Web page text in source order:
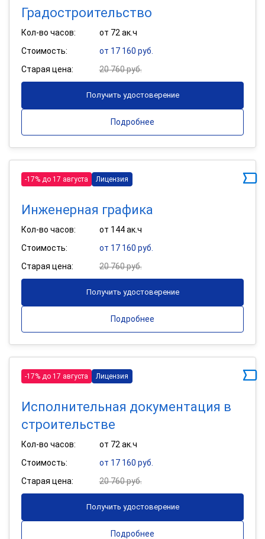
Градостроительство
Кол-во часов:
от 72 ак.ч
Стоимость:
от 17 160 руб.
Старая цена:
20 760 руб.
Получить удостоверение
Подробнее
-17% до 17 августа Лицензия
Инженерная графика
Кол-во часов:
от 144 ак.ч
Стоимость:
от 17 160 руб.
Старая цена:
20 760 руб.
Получить удостоверение
Подробнее
-17% до 17 августа Лицензия
Исполнительная документация в
строительстве
Кол-во часов:
от 72 ак.ч
Стоимость:
от 17 160 руб.
Старая цена:
20 760 руб.
Получить удостоверение
Подробнее